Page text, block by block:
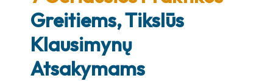
Greitiems, Tikslūs
Klausimynų
Atsakymams